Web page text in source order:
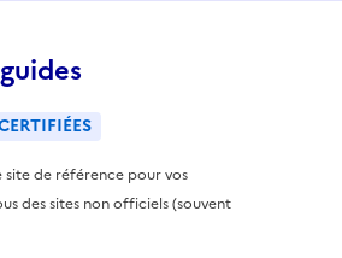
de référence pour vos
des sites non officiels (souvent